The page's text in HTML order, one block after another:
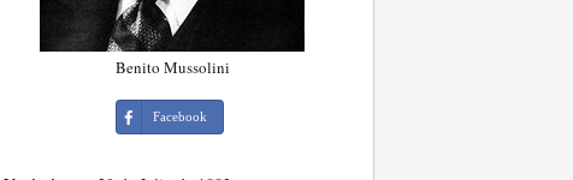
Benito Mussolini
Facebook